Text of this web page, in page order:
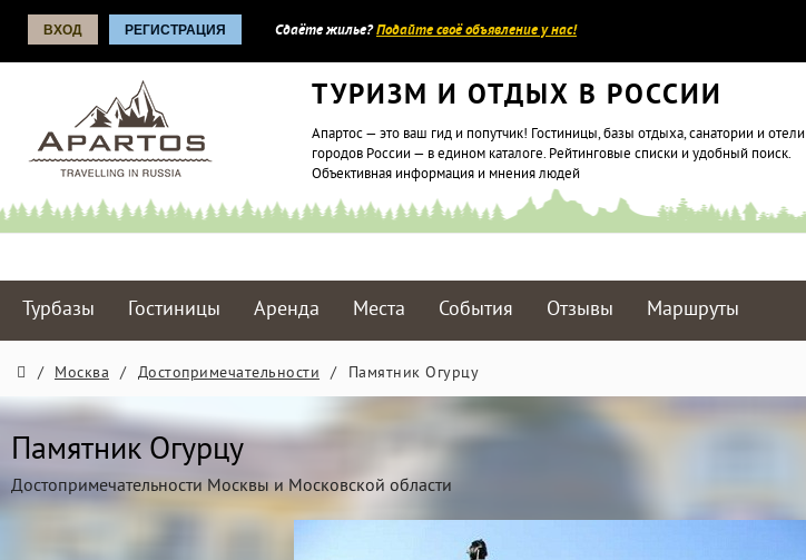
ВХОД РЕГИСТРАЦИЯ Сдаёте жилье?Подайте своё объявление у нас!
ТУРИЗМ И ОТДЫХ В РОССИИ
Апартос — это ваш гид и попутчик! Гостиницы, базы отдыха, санатории и отели
городов России — в едином каталоге. Рейтинговые списки и удобный поиск.
Объективная информация и мнения людей
Турбазы Гостиницы Аренда Места События Отзывы Маршруты
/ Москва / Достопримечательности / Памятник Огурцу
Памятник Огурцу
Достопримечательности Москвы и Московской области